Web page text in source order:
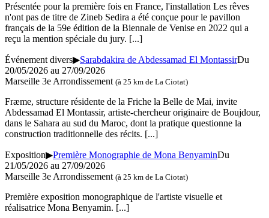
Présentée pour la première fois en France, l'installation Les rêves
n'ont pas de titre de Zineb Sedira a été conçue pour le pavillon
français de la 59e édition de la Biennale de Venise en 2022 qui a
reçu la mention spéciale du jury. [...]
Événement divers▶Sarabdakira de Abdessamad El MontassirDu
20/05/2026 au 27/09/2026
Marseille 3e Arrondissement (à 25 km de La Ciotat)
Fræme, structure résidente de la Friche la Belle de Mai, invite
Abdessamad El Montassir, artiste-chercheur originaire de Boujdour,
dans le Sahara au sud du Maroc, dont la pratique questionne la
construction traditionnelle des récits. [...]
Exposition▶Première Monographie de Mona BenyaminDu
21/05/2026 au 27/09/2026
Marseille 3e Arrondissement (à 25 km de La Ciotat)
Première exposition monographique de l'artiste visuelle et
réalisatrice Mona Benyamin. [...]